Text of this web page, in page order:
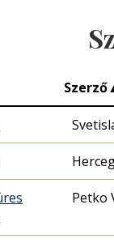
Szerző
Petko